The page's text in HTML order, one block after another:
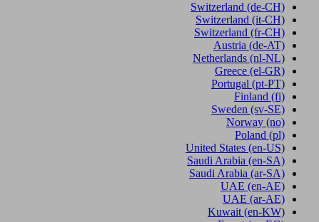
Switzerland (de-CH)
Switzerland (it-CH)
Switzerland (fr-CH)
Austria (de-AT)
Netherlands (nl-NL)
Greece (el-GR)
Portugal (pt-PT)
Finland (fi)
Sweden (sv-SE)
Norway (no)
Poland (pl)
United States (en-US)
Saudi Arabia (en-SA)
Saudi Arabia (ar-SA)
UAE (en-AE)
UAE (ar-AE)
Kuwait (en-KW)